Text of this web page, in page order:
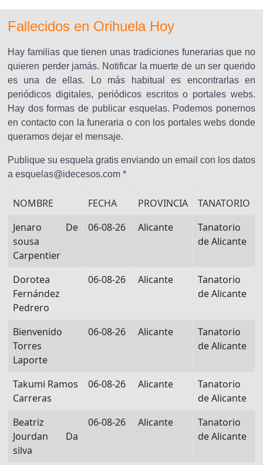
Fallecidos en Orihuela Hoy
Hay familias que tienen unas tradiciones funerarias que no
quieren perder jamás. Notificar la muerte de un ser querido
es una de ellas. Lo más habitual es encontrarlas en
periódicos digitales, periódicos escritos o portales webs.
Hay dos formas de publicar esquelas. Podemos ponernos
en contacto con la funeraria o con los portales webs donde
queramos dejar el mensaje.
Publique su esquela gratis enviando un email con los datos
a esquelas@idecesos.com *
NOMBRE FECHA PROVINCIA
TANATORIO
Jenaro De
sousa
Carpentier
06-08-26 Alicante
Tanatorio
de Alicante
Dorotea
Fernández
Pedrero
06-08-26 Alicante
Tanatorio
de Alicante
Bienvenido
Torres
Laporte
06-08-26 Alicante
Tanatorio
de Alicante
Takumi Ramos
Carreras
06-08-26 Alicante
Tanatorio
de Alicante
Beatriz
Jourdan Da
silva
06-08-26 Alicante
Tanatorio
de Alicante